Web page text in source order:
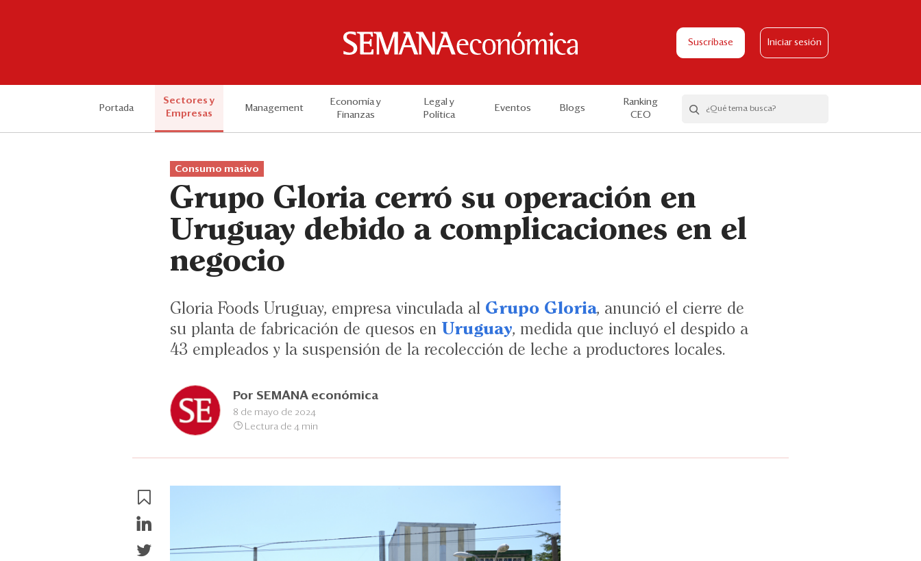
Suscríbase Iniciar sesión
Portada
Sectores y
Empresas
Management
Economía y
Finanzas
Legal y
Política
Eventos Blogs
Ranking
CEO
Consumo masivo
Grupo Gloria cerró su operación en
Uruguay debido a complicaciones en el
negocio
Gloria Foods Uruguay, empresa vinculada al Grupo Gloria, anunció el cierre de
su planta de fabricación de quesos en Uruguay, medida que incluyó el despido a
43 empleados y la suspensión de la recolección de leche a productores locales.
Por SEMANA económica
8 de mayo de 2024
Lectura de 4 min